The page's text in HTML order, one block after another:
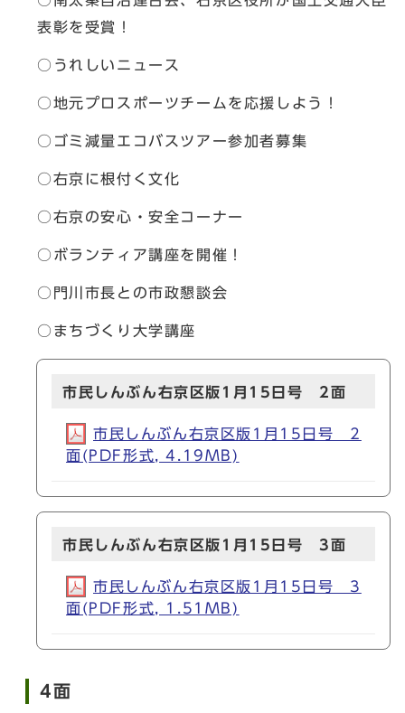
表彰を受賞！
○うれしいニュース
○地元プロスポーツチームを応援しよう！
○ゴミ減量エコバスツアー参加者募集
○右京に根付く文化
○右京の安心・安全コーナー
○ボランティア講座を開催！
○門川市長との市政懇談会
○まちづくり大学講座
市民しんぶん右京区版1月15日号 2面
市民しんぶん右京区版1月15日号 2
面(PDF形式, 4.19MB)
市民しんぶん右京区版1月15日号 3面
市民しんぶん右京区版1月15日号 3
面(PDF形式, 1.51MB)
4面